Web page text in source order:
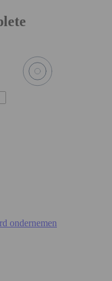
ondernemen